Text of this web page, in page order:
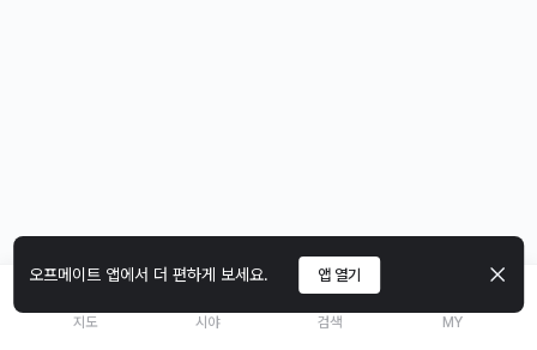
오프메이트 앱에서 더 편하게 보세요. 앱 열기
지도 시야 검색 MY